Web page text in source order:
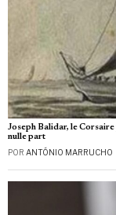
Joseph Balidar, le
nulle part
POR ANTÓNIO MARRUCHO